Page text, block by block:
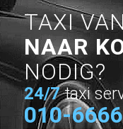
TAXI
NAAR
NODIG?
24/7 taxi
010-